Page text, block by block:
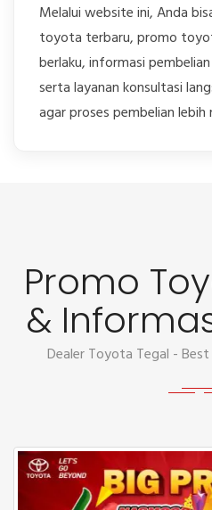
Melalui website ini, Anda
toyota terbaru, promo
berlaku, informasi
serta layanan konsultasi
agar proses pembelian
Promo
&
Dealer Toyota Tegal -